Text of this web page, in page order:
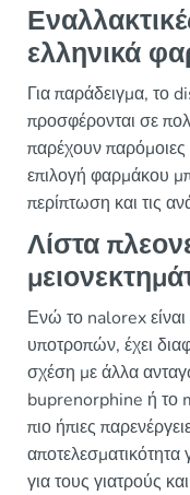
ελληνικά
Για παράδειγμα, το
προσφέρονται σε
παρέχουν παρόμοιες
επιλογή φαρμάκου
περίπτωση και τις
Λίστα
Ενώ το nalorex
υποτροπών, έχει
σχέση με άλλα
buprenorphine ή το
πιο ήπιες
αποτελεσματικότητα
για τους γιατρούς